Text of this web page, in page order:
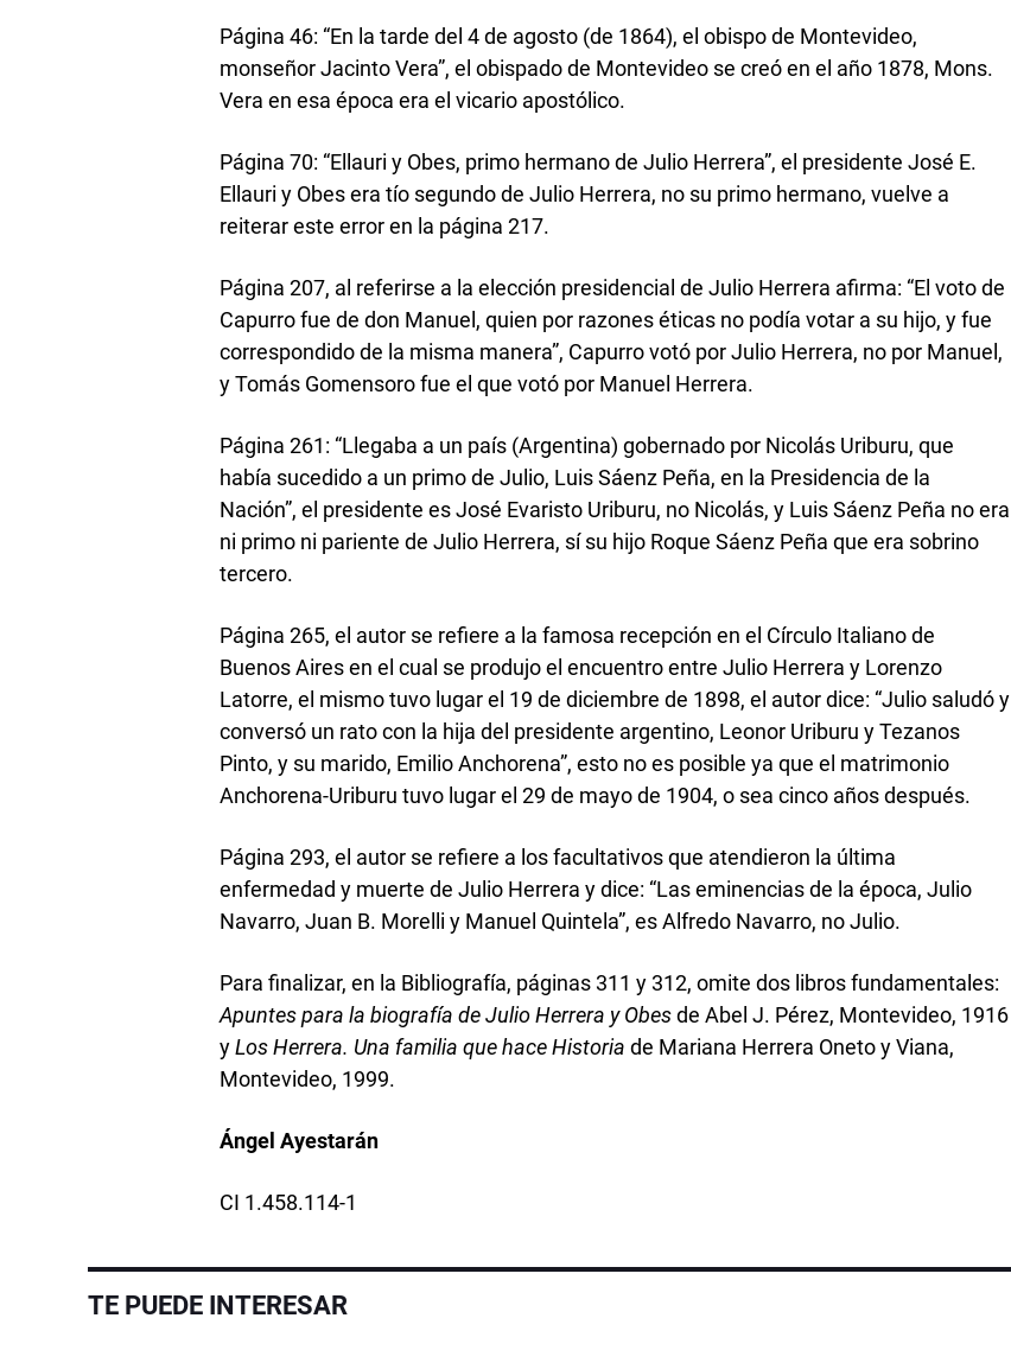
Página 46: “En la tarde del 4 de agosto (de 1864), el obispo de Montevideo,
monseñor Jacinto Vera”, el obispado de Montevideo se creó en el año 1878, Mons.
Vera en esa época era el vicario apostólico.
Página 70: “Ellauri y Obes, primo hermano de Julio Herrera”, el presidente José E.
Ellauri y Obes era tío segundo de Julio Herrera, no su primo hermano, vuelve a
reiterar este error en la página 217.
Página 207, al referirse a la elección presidencial de Julio Herrera afirma: “El voto de
Capurro fue de don Manuel, quien por razones éticas no podía votar a su hijo, y fue
correspondido de la misma manera”, Capurro votó por Julio Herrera, no por Manuel,
y Tomás Gomensoro fue el que votó por Manuel Herrera.
Página 261: “Llegaba a un país (Argentina) gobernado por Nicolás Uriburu, que
había sucedido a un primo de Julio, Luis Sáenz Peña, en la Presidencia de la
Nación”, el presidente es José Evaristo Uriburu, no Nicolás, y Luis Sáenz Peña no era
ni primo ni pariente de Julio Herrera, sí su hijo Roque Sáenz Peña que era sobrino
tercero.
Página 265, el autor se refiere a la famosa recepción en el Círculo Italiano de
Buenos Aires en el cual se produjo el encuentro entre Julio Herrera y Lorenzo
Latorre, el mismo tuvo lugar el 19 de diciembre de 1898, el autor dice: “Julio saludó y
conversó un rato con la hija del presidente argentino, Leonor Uriburu y Tezanos
Pinto, y su marido, Emilio Anchorena”, esto no es posible ya que el matrimonio
Anchorena-Uriburu tuvo lugar el 29 de mayo de 1904, o sea cinco años después.
Página 293, el autor se refiere a los facultativos que atendieron la última
enfermedad y muerte de Julio Herrera y dice: “Las eminencias de la época, Julio
Navarro, Juan B. Morelli y Manuel Quintela”, es Alfredo Navarro, no Julio.
Para finalizar, en la Bibliografía, páginas 311 y 312, omite dos libros fundamentales:
Apuntes para la biografía de Julio Herrera y Obesde Abel J. Pérez, Montevideo, 1916
yLos Herrera. Una familia que hace Historia de Mariana Herrera Oneto y Viana,
Montevideo, 1999.
Ángel Ayestarán
CI 1.458.114-1
TE PUEDE INTERESAR